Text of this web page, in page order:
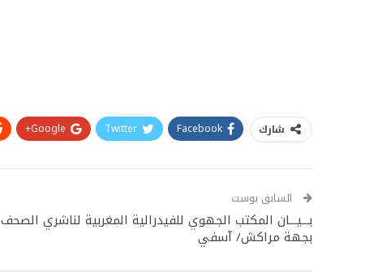
شارك Facebook
Twitter
Google+
السابق بوست
بـــيـــان المكتب الجهوي للفيدرالية المغربية لناشري الصحف
بجهة مراكش/ آسفي